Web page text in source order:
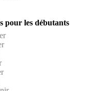
pour les débutants